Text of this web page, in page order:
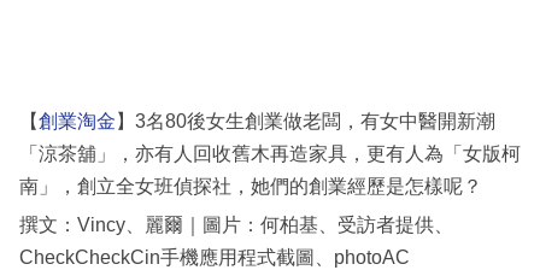
區
【創業淘金 】3名80後女生創業做老闆，有女中醫開新潮
「涼茶舖」，亦有人回收舊木再造家具，更有人為「女版柯
南」，創立全女班偵探社，她們的創業經歷是怎樣呢？
撰文：Vincy、麗爾｜圖片：何柏基、受訪者提供、
CheckCheckCin手機應用程式截圖、photoAC